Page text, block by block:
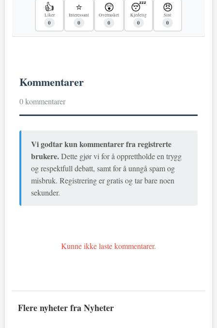
👍
Liker
0
⭐
Interessant
0
😲
Overrasket
0
😴
Kjedelig
0
😠
Sint
0
Kommentarer
0 kommentarer
Vi godtar kun kommentarer fra registrerte
brukere.Dette gjør vi for å opprettholde en trygg
og respektfull debatt, samt for å unngå spam og
misbruk. Registrering er gratis og tar bare noen
sekunder.
Kunne ikke laste kommentarer.
Flere nyheter fra Nyheter